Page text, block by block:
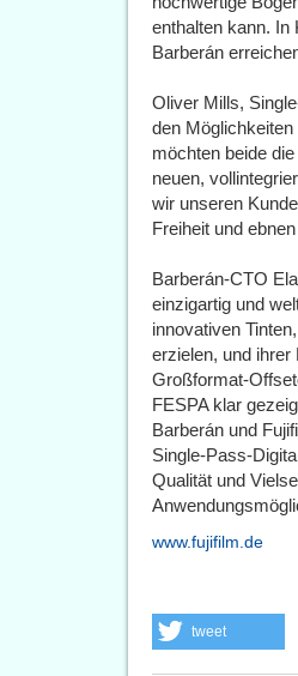
enthalten kann. In
Barberán
Oliver Mills,
den
möchten beide
neuen,
wir unseren
Freiheit und
Barberán-CTO
einzigartig und
innovativen
erzielen, und ihrer
Großformat-
FESPA klar
Barberán und
Single-Pass-
Qualität und
www.fujifilm.de
tweet